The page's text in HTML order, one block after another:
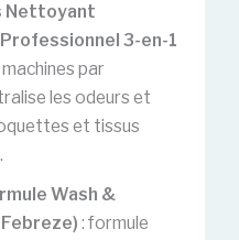
Nettoyant
3-en-1
par
les odeurs et
et tissus
Wash &
: formule